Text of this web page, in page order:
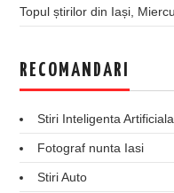
Topul știrilor din Iași,
RECOMANDARI
Stiri Inteligenta Artificiala
Fotograf nunta Iasi
Stiri Auto